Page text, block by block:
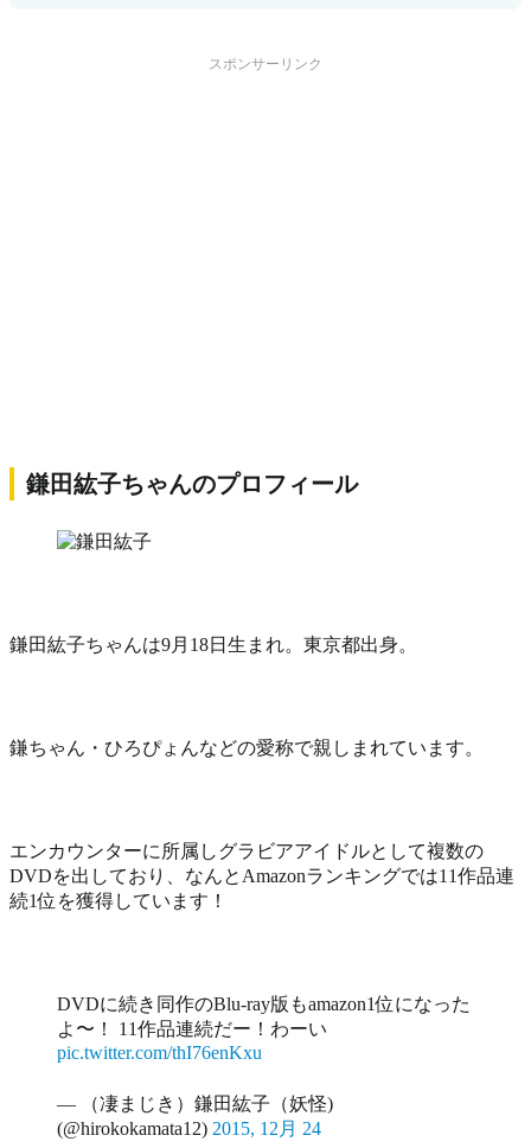
スポンサーリンク
鎌田紘子ちゃんのプロフィール
鎌田紘子ちゃんは9月18日生まれ。東京都出身。
鎌ちゃん・ひろぴょんなどの愛称で親しまれています。
エンカウンターに所属しグラビアアイドルとして複数の
DVDを出しており、なんとAmazonランキングでは11作品連
続1位を獲得しています！
DVDに続き同作のBlu-ray版もamazon1位になった
よ〜！ 11作品連続だー！わーい
pic.twitter.com/thI76enKxu
— （凄まじき）鎌田紘子（妖怪)
(@hirokokamata12) 2015, 12月 24